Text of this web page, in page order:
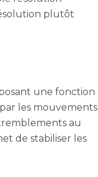
plutôt
une fonction
les mouvements
au
de stabiliser les